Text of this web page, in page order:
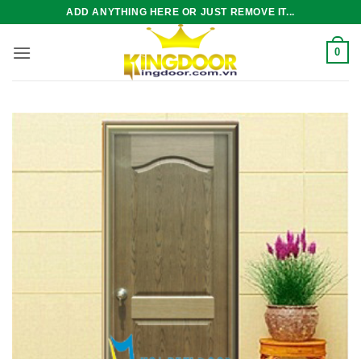
nội
ADD ANYTHING HERE OR JUST REMOVE IT...
0